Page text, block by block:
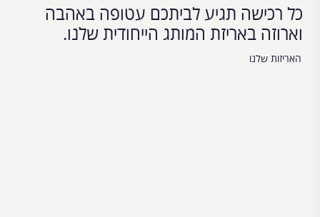
כל רכישה תגיע לביתכם עטופה באהבה
וארוזה באריזת המותג הייחודית שלנו.
האריזות שלנו